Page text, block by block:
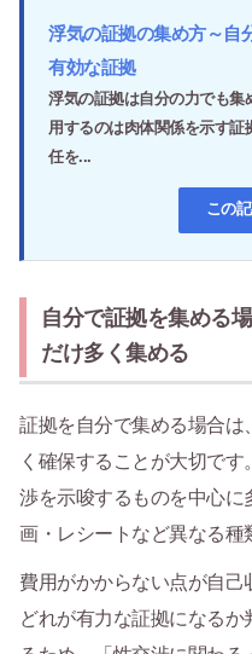
浮気の証拠の集め方～自
有効な証拠
浮気の証拠は自分の力でも集
用するのは肉体関係を示す
任を...
この
自分で証拠を集める
だけ多く集める
証拠を自分で集める場合
く確保することが大切で
渉を示唆するものを中心に
画・レシートなど異なる種
費用がかからない点が自己
どれが有力な証拠になる